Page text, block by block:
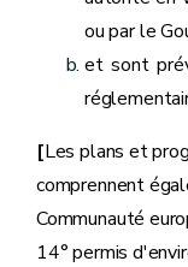
ou par le
et sont
[Les plans et
comprennent
Communauté
14° permis